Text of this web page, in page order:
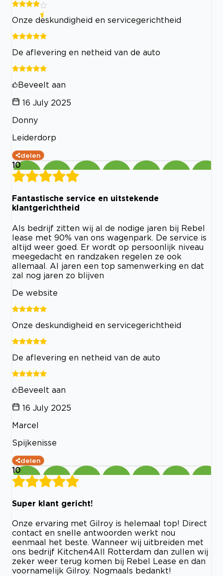
Onze deskundigheid en servicegerichtheid
De aflevering en netheid van de auto
Beveelt aan
16 July 2025
Donny
Leiderdorp
delen
10
Fantastische service en uitstekende
klantgerichtheid
Als bedrijf zitten wij al de nodige jaren bij Rebel
lease met 90% van ons wagenpark. De service is
altijd weer goed. Er wordt op persoonlijk niveau
meegedacht en randzaken regelen ze ook
allemaal. Al jaren een top samenwerking en dat
zal nog jaren zo blijven
De website
Onze deskundigheid en servicegerichtheid
De aflevering en netheid van de auto
Beveelt aan
16 July 2025
Marcel
Spijkenisse
delen
10
Super klant gericht!
Onze ervaring met Gilroy is helemaal top! Direct
contact en snelle antwoorden werkt nou
eenmaal het beste. Wanneer wij uitbreiden met
ons bedrijf Kitchen4All Rotterdam dan zullen wij
zeker weer terug komen bij Rebel Lease en dan
voornamelijk Gilroy. Nogmaals bedankt!